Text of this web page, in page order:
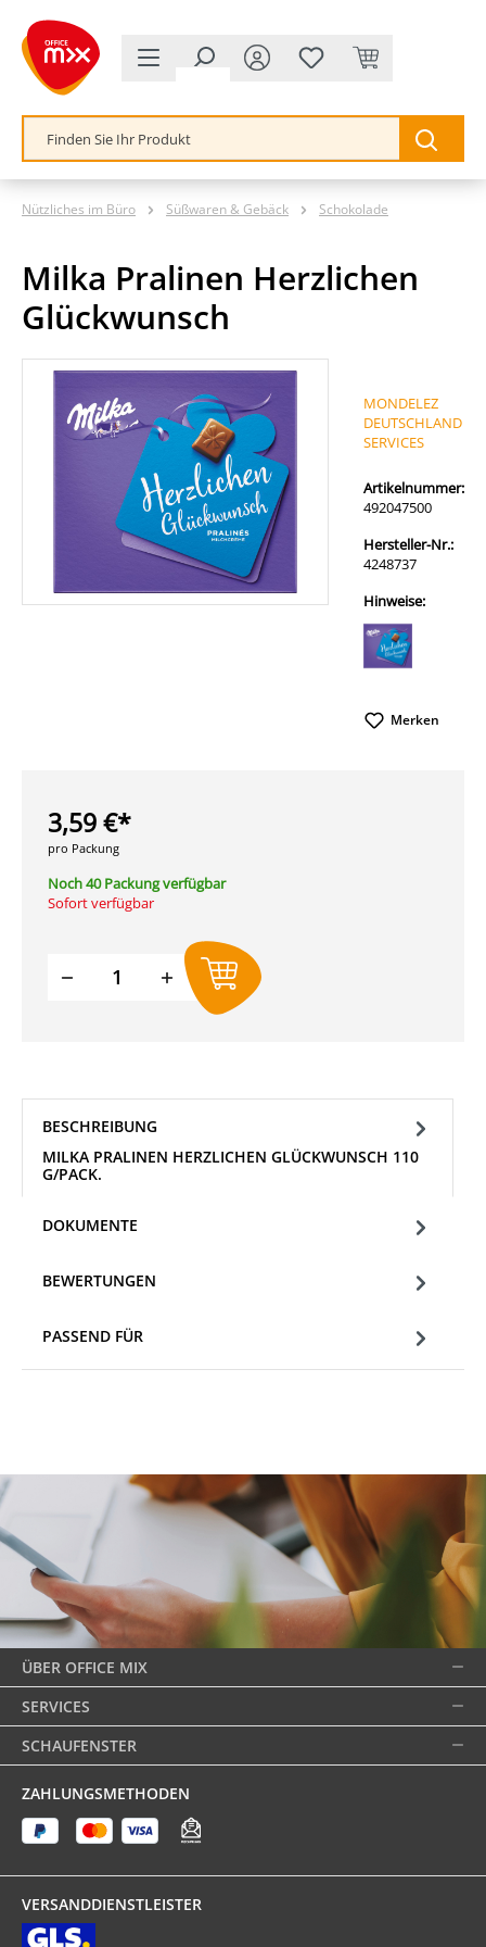
springen
Nützliches im Büro Süßwaren & Gebäck Schokolade
Milka Pralinen Herzlichen
Glückwunsch
Bildergalerie überspringen
MONDELEZ
DEUTSCHLAND
SERVICES
Artikelnummer:
492047500
Hersteller-Nr.:
4248737
Hinweise:
Merken
3,59 €*
pro Packung
Noch 40 Packung verfügbar
Sofort verfügbar
Produkt Anzahl: Gib den
BESCHREIBUNG
MILKA PRALINEN HERZLICHEN GLÜCKWUNSCH 110
G/PACK.
DOKUMENTE
BEWERTUNGEN
PASSEND FÜR
ÜBER OFFICE MIX
SERVICES
SCHAUFENSTER
ZAHLUNGSMETHODEN
VERSANDDIENSTLEISTER